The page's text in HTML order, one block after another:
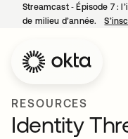
Streamcast ‑ Épisode 7 :
de milieu d’année.
RESOURCES
Identity